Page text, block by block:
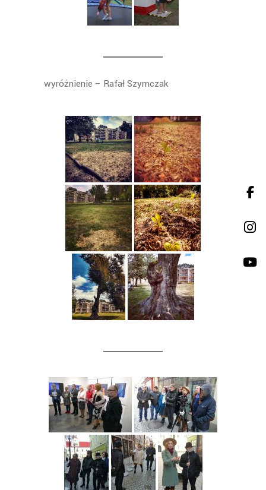
wyróżnienie – Rafał Szymczak